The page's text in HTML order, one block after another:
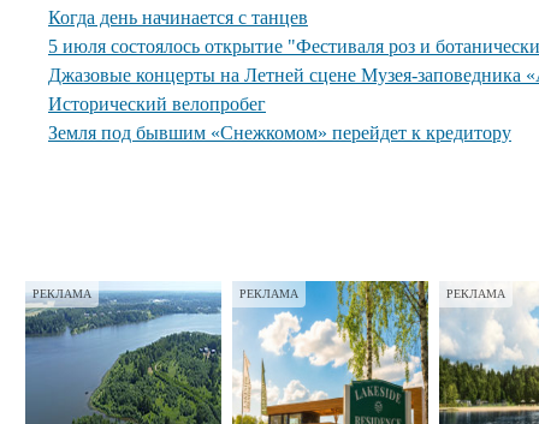
Когда день начинается с танцев
5 июля состоялось открытие "Фестиваля роз и
Джазовые концерты на Летней сцене Музея-заповедника
Исторический велопробег
Земля под бывшим «Снежкомом» перейдет к кредитору
РЕКЛАМА РЕКЛАМА РЕКЛАМА